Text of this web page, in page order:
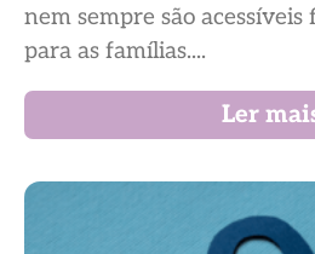
nem sempre são
para as famílias....
Ler